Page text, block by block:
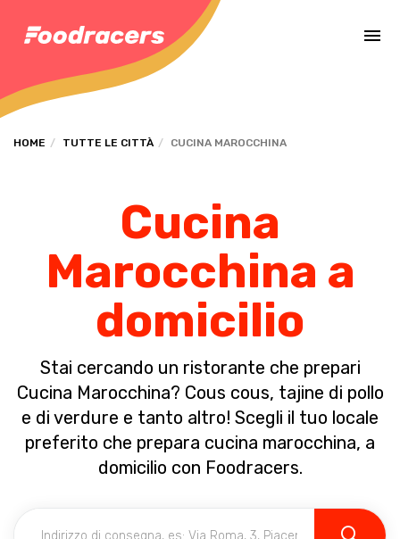
HOME TUTTE LE CITTÀ CUCINA MAROCCHINA
Cucina
Marocchina a
domicilio
Stai cercando un ristorante che prepari
Cucina Marocchina? Cous cous, tajine di pollo
e di verdure e tanto altro! Scegli il tuo locale
preferito che prepara cucina marocchina, a
domicilio con Foodracers.